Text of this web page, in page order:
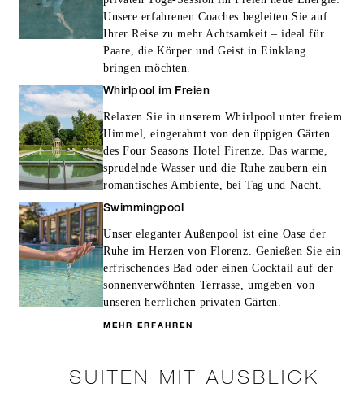
Unsere erfahrenen Coaches begleiten Sie auf
Ihrer Reise zu mehr Achtsamkeit – ideal für
Paare, die Körper und Geist in Einklang
bringen möchten.
Whirlpool im Freien
Relaxen Sie in unserem Whirlpool unter freiem
Himmel, eingerahmt von den üppigen Gärten
des Four Seasons Hotel Firenze. Das warme,
sprudelnde Wasser und die Ruhe zaubern ein
romantisches Ambiente, bei Tag und Nacht.
Swimmingpool
Unser eleganter Außenpool ist eine Oase der
Ruhe im Herzen von Florenz. Genießen Sie ein
erfrischendes Bad oder einen Cocktail auf der
sonnenverwöhnten Terrasse, umgeben von
unseren herrlichen privaten Gärten.
MEHR ERFAHREN
SUITEN MIT AUSBLICK